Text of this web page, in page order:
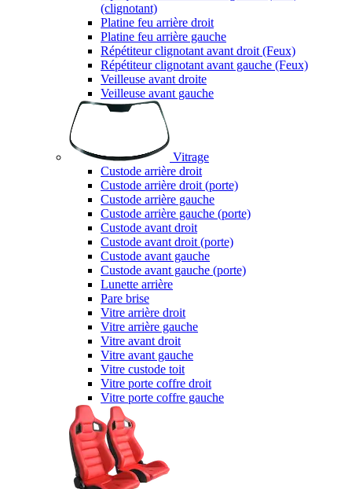
(clignotant)
Platine feu arrière droit
Platine feu arrière gauche
Répétiteur clignotant avant droit (Feux)
Répétiteur clignotant avant gauche (Feux)
Veilleuse avant droite
Veilleuse avant gauche
Vitrage
Custode arrière droit
Custode arrière droit (porte)
Custode arrière gauche
Custode arrière gauche (porte)
Custode avant droit
Custode avant droit (porte)
Custode avant gauche
Custode avant gauche (porte)
Lunette arrière
Pare brise
Vitre arrière droit
Vitre arrière gauche
Vitre avant droit
Vitre avant gauche
Vitre custode toit
Vitre porte coffre droit
Vitre porte coffre gauche